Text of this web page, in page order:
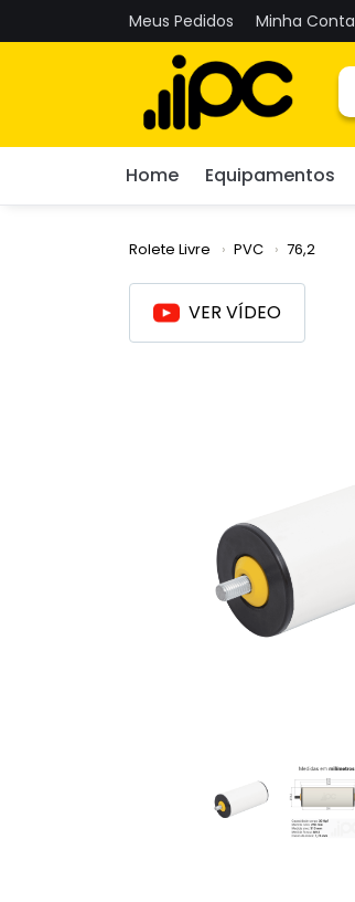
Meus Pedidos Minha Conta
Home Equipamentos
Rolete Livre PVC 76,2
VER VÍDEO